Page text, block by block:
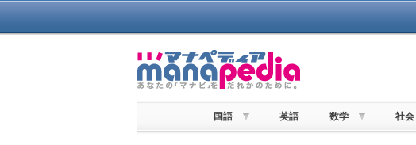
国語 英語 数学 社会